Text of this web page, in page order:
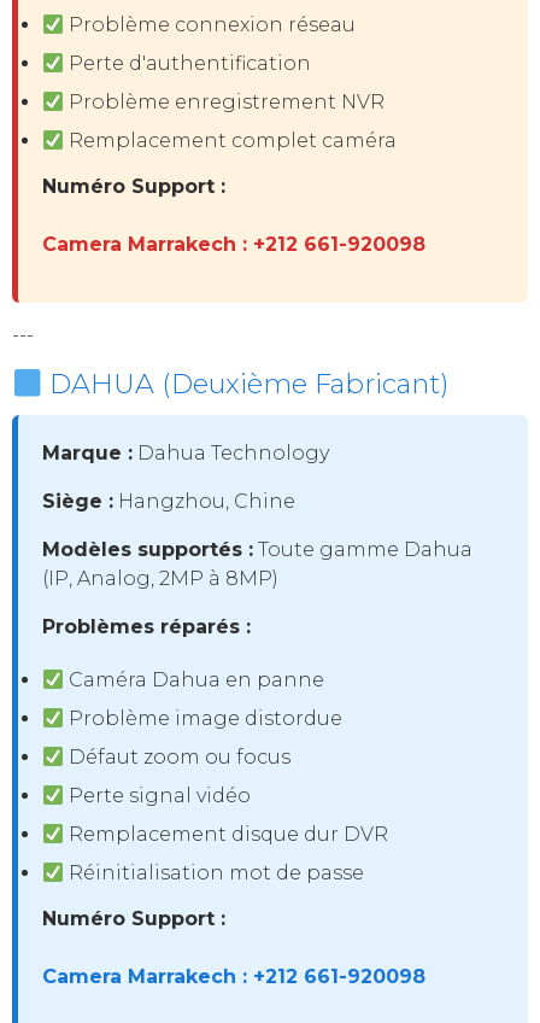
Problème connexion réseau
Perte d'authentification
Problème enregistrement NVR
Remplacement complet caméra
Numéro Support :
Camera Marrakech : +212 661-920098
---
DAHUA (Deuxième Fabricant)
Marque : Dahua Technology
Siège : Hangzhou, Chine
Modèles supportés : Toute gamme Dahua
(IP, Analog, 2MP à 8MP)
Problèmes réparés :
Caméra Dahua en panne
Problème image distordue
Défaut zoom ou focus
Perte signal vidéo
Remplacement disque dur DVR
Réinitialisation mot de passe
Numéro Support :
Camera Marrakech : +212 661-920098